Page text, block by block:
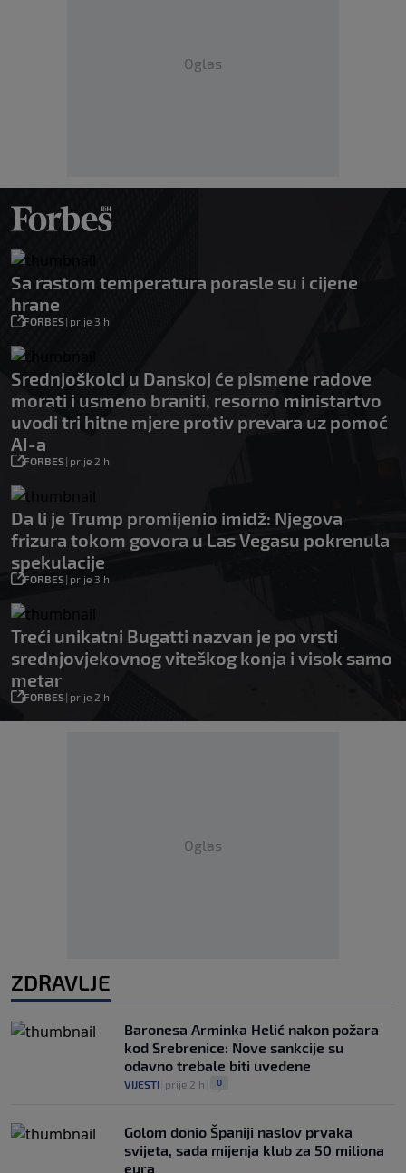
Oglas
Sa rastom temperatura porasle su i cijene
hrane
FORBES| prije 3 h
Srednjoškolci u Danskoj će pismene radove
morati i usmeno braniti, resorno ministartvo
uvodi tri hitne mjere protiv prevara uz pomoć
AI-a
FORBES| prije 2 h
Da li je Trump promijenio imidž: Njegova
frizura tokom govora u Las Vegasu pokrenula
spekulacije
FORBES| prije 3 h
Treći unikatni Bugatti nazvan je po vrsti
srednjovjekovnog viteškog konja i visok samo
metar
FORBES| prije 2 h
Oglas
ZDRAVLJE
Baronesa Arminka Helić nakon požara
kod Srebrenice: Nove sankcije su
odavno trebale biti uvedene
VIJESTI prije 2 h 0
Golom donio Španiji naslov prvaka
svijeta, sada mijenja klub za 50 miliona
eura